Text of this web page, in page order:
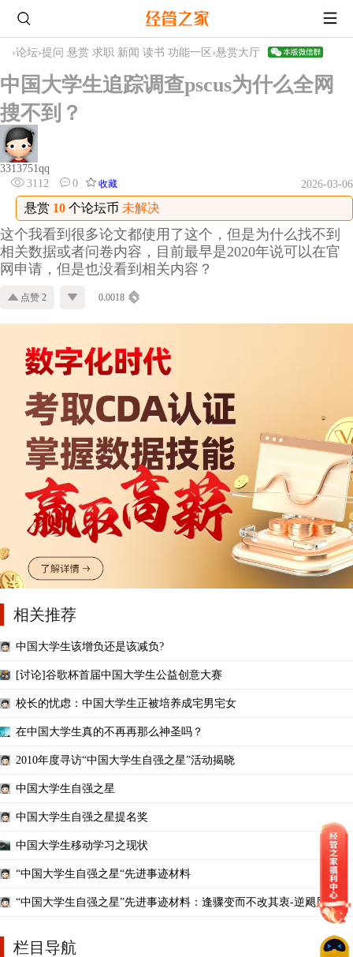
›论坛›提问 悬赏 求职 新闻 读书 功能一区 ›悬赏大厅
中国大学生追踪调查pscus为什么全网
搜不到？
3313751qq
3112
0 收藏 2026-03-06
悬赏 10 个论坛币 未解决
这个我看到很多论文都使用了这个，但是为什么找不到
相关数据或者问卷内容，目前最早是2020年说可以在官
网申请，但是也没看到相关内容？
点赞 2 0.0018
相关推荐
中国大学生该增负还是该减负?
[讨论]谷歌杯首届中国大学生公益创意大赛
校长的忧虑：中国大学生正被培养成宅男宅女
在中国大学生真的不再再那么神圣吗？
2010年度寻访“中国大学生自强之星”活动揭晓
中国大学生自强之星
中国大学生自强之星提名奖
中国大学生移动学习之现状
“中国大学生自强之星“先进事迹材料
“中国大学生自强之星”先进事迹材料：逢骤变而不改其衷-逆飓风而不
栏目导航